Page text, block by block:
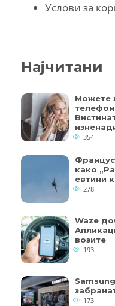
Услови за
Најчитани
Можете
354
како
евтини
278
Waze
возите
193
173